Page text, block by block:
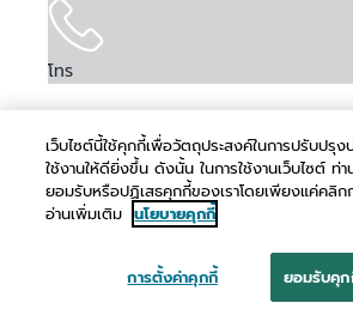
โทร
เว็บไซต์นี้ใช้คุกกี้เพื่อวัตถุประสงค์ในการปรับปรุ
ใช้งานให้ดียิ่งขึ้น ดังนั้น ในการใช้งานเว็บไซต์ ท่า
ยอมรับหรือปฏิเสธคุกกี้ของเราโดยเพียงแค่คลิก
อ่านเพิ่มเติม นโยบายคุกกี้
การตั้งค่าคุกกี้ ยอมรับคุ